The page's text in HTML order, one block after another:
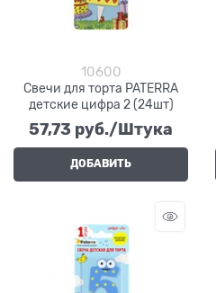
10600
Свечи для торта PATERRA
детские цифра 2 (24шт)
57,73 руб./Штука
ДОБАВИТЬ